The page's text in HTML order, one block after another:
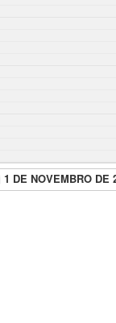
1 DE NOVEMBRO DE